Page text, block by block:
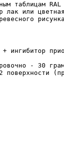
таблицам
или
ингибитор
- 30